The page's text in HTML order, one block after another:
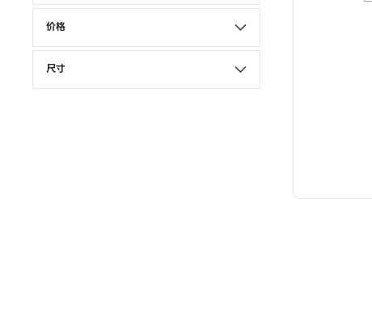
价格
尺寸